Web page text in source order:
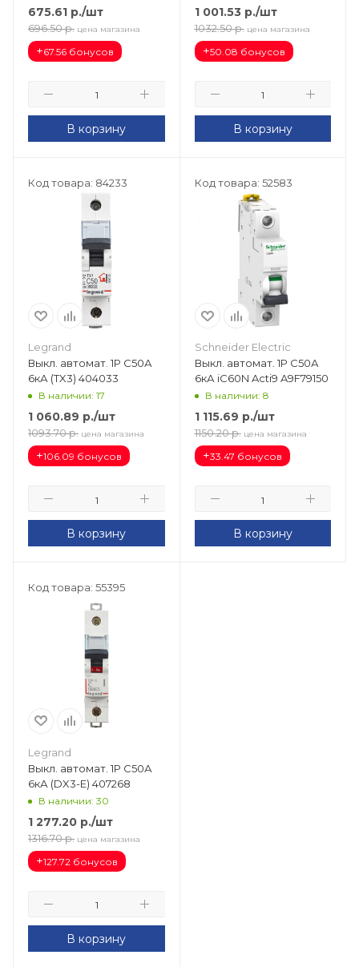
675.61 р./шт
696.50 р. цена магазина
+67.56 бонусов
В корзину
1 001.53р./шт
1032.50 р. цена магазина
+50.08 бонусов
В корзину
Код товара: 84233
Legrand
Выкл. автомат. 1Р С50А
6кА (TX3) 404033
В наличии: 17
1 060.89 р./шт
1093.70 р. цена магазина
+106.09 бонусов
В корзину
Код товара: 52583
Schneider Electric
Выкл. автомат. 1Р С50А
6кА iC60N Acti9 A9F79150
В наличии: 8
1 115.69 р./шт
1150.20 р. цена магазина
+33.47 бонусов
В корзину
Код товара: 55395
Legrand
Выкл. автомат. 1Р С50А
6кА (DX3-E) 407268
В наличии: 30
1 277.20 р./шт
1316.70 р. цена магазина
+127.72 бонусов
В корзину